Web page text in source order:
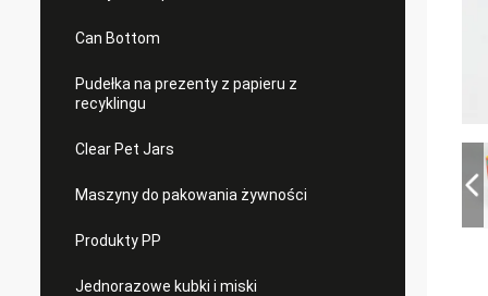
Can Bottom
Pudełka na prezenty z papieru z
recyklingu
Clear Pet Jars
Maszyny do pakowania żywności
Produkty PP
Jednorazowe kubki i miski